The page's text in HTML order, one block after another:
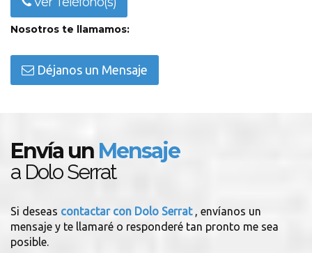
Nosotros te llamamos:
Déjanos un Mensaje
Envía un Mensaje
a Dolo Serrat
Si deseas contactar con Dolo Serrat , envíanos un
mensaje y te llamaré o responderé tan pronto me sea
posible.